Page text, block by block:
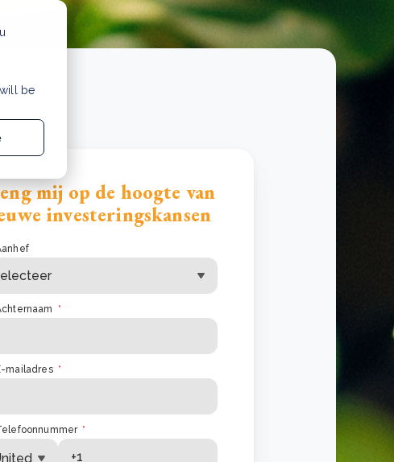
be
mij op de hoogte van
investeringskansen
*
mailadres *
*